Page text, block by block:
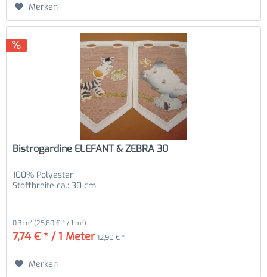
Merken
Bistrogardine ELEFANT & ZEBRA 30
100% Polyester
Stoffbreite ca.: 30 cm
0.3 m² (25,80 € * / 1 m²)
7,74 € * / 1 Meter 12,90 € *
Merken